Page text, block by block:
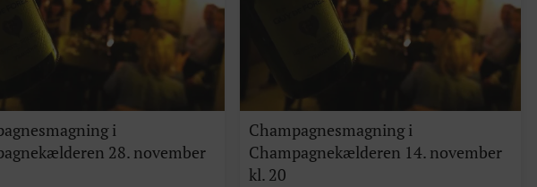
i
28. november
Champagnesmagning i
Champagnekælderen 14. november
kl. 20